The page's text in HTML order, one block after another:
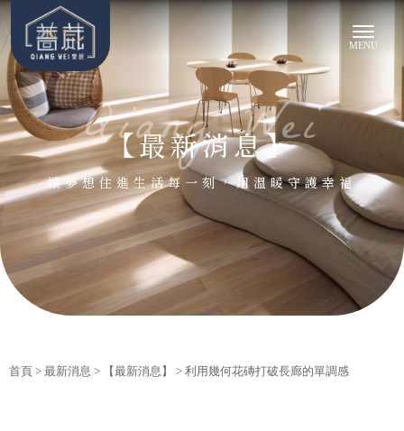
【最新消息】
首頁 > 最新消息 > 【最新消息】 > 利用幾何花磚打破長廊的單調感